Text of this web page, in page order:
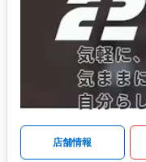
店舗情報